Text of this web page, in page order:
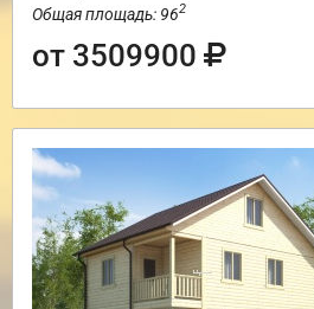
Общая площадь: 962
от 3509900